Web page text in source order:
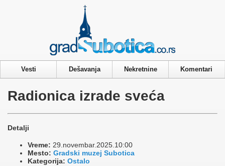
Vesti Dešavanja Nekretnine Komentari
Radionica izrade sveća
Detalji
Vreme: 29.novembar.2025.10:00
Mesto: Gradski muzej Subotica
Kategorija: Ostalo
Privacy & Cookies Policy